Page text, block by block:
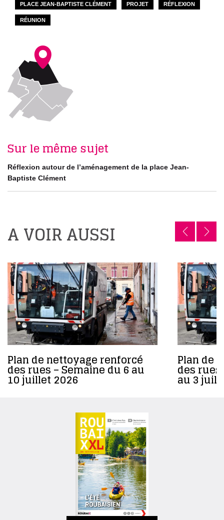
PLACE JEAN-BAPTISTE CLÉMENT PROJET RÉFLEXION
RÉUNION
Sur le même sujet
Réflexion autour de l’aménagement de la place Jean-
Baptiste Clément
A VOIR AUSSI
Plan de nettoyage renforcé
des rues – Semaine du 6 au
10 juillet 2026
Plan de
des
au 3